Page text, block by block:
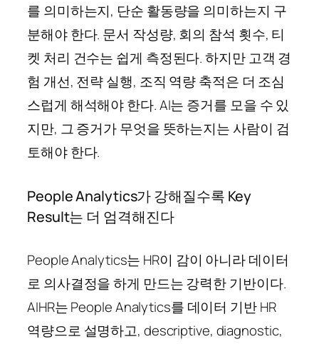
를 의미하는지, 단순 활동량을 의미하는지 구
분해야 한다. 문서 작성량, 회의 참석 횟수, 티
켓 처리 건수는 쉽게 측정된다. 하지만 고객 경
험 개선, 전략 실행, 조직 역량 축적은 더 조심
스럽게 해석해야 한다. AI는 증거를 모을 수 있
지만, 그 증거가 무엇을 뜻하는지는 사람이 검
토해야 한다.
People Analytics가 강해질수록 Key
Result는 더 엄격해진다
People Analytics는 HR이 감이 아니라 데이터
로 의사결정을 하게 만드는 강력한 기반이다.
AIHR는 People Analytics를 데이터 기반 HR
역량으로 설명하고, descriptive, diagnostic,